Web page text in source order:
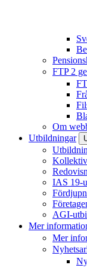
FTP 2
Om
Utbildningar
IAS 19-
AGI-
Mer
Mer